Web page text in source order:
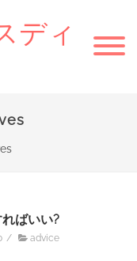
ディ
ばいい?
/ advice